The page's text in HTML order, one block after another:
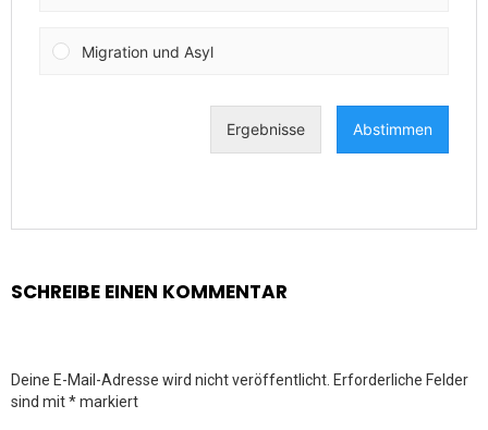
SCHREIBE EINEN KOMMENTAR
Deine E-Mail-Adresse wird nicht veröffentlicht. Erforderliche Felder
sind mit*markiert